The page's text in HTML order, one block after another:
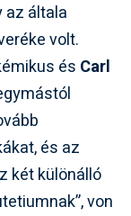
az általa
volt.
és Carl
és az
két különálló
von